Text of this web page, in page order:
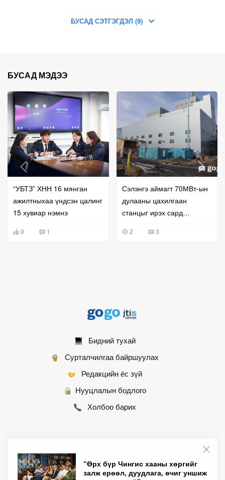
БУСАД СЭТГЭГДЭЛ (9)
“Өрх бүр Чингис хааны хөргийг
залж ерөөл, дуудлага, өчиг уншиж
БУСАД МЭДЭЭ
“УБТЗ” ХНН 16 мянган
ажилтныхаа үндсэн цалинг
15 хувиар нэмнэ
0 1
Сэлэнгэ аймагт 70МВт-ын
дулааны цахилгаан
станцыг ирэх сард
2 3
Бидний тухай
Сурталчилгаа байршуулах
Редакцийн ёс зүй
Нууцлалын бодлого
Холбоо барих
© 2007 - 2026 Монгол Контент ХХК • Бүх эрх хуулиар хамгаалагдсан